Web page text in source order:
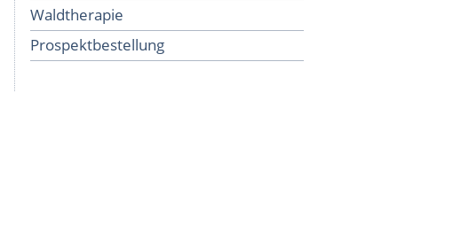
Waldtherapie
Prospektbestellung